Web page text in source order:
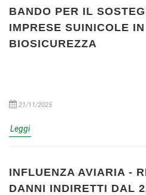
BANDO PER IL
IMPRESE SUINICOLE
BIOSICUREZZA
21/11/2025
Leggi
INFLUENZA AVIARIA -
DANNI INDIRETTI DAL